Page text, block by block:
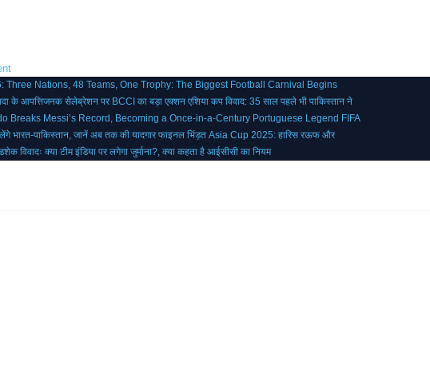
Three Nations, 48 Teams, One Trophy: The Biggest Football Carnival Begins
के आपत्तिजनक सेलेब्रेशन पर BCCI का बड़ा एक्शन एशिया कप विवाद: 35 साल पहले भी पाकिस्तान ने
Breaks Messi’s Record, Becoming a Once-in-a-Century Portuguese Legend FIFA
भारत-पाकिस्तान, जानें अब तक की यादगार फाइनल भिंड़त Asia Cup 2025: हारिस रऊफ और
विवादः क्या टीम इंडिया पर लगेगा जुर्माना?, क्या कहता है आईसीसी का नियम